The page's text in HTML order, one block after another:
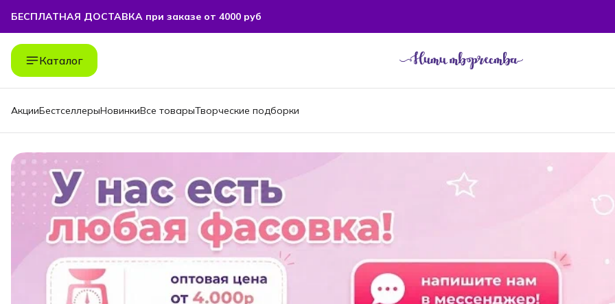
БЕСПЛАТНАЯ ДОСТАВКА при заказе от 4000 руб
БЕСПЛАТНАЯ ДОСТАВКА при заказе от 4000 руб
Каталог
АкцииБестселлерыНовинкиВсе товарыТворческие подборки